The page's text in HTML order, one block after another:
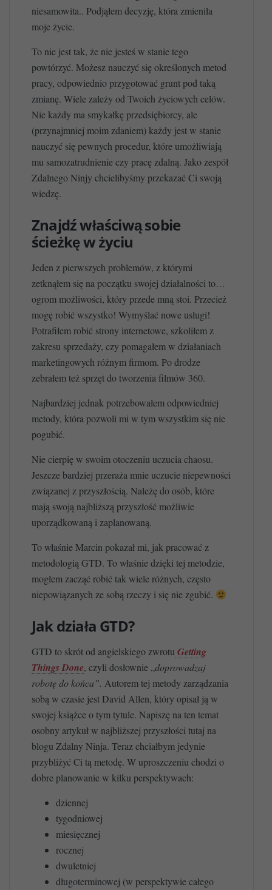
niesamowita.. Podjąłem decyzję, która zmieniła
moje życie.
To nie jest tak, że nie jesteś w stanie tego
powtórzyć. Możesz nauczyć się określonych metod
pracy, odpowiednio przygotować grunt pod taką
zmianę. Wiele zależy od Twoich życiowych celów.
Nie każdy ma smykałkę przedsiębiorcy, ale
(przynajmniej moim zdaniem) każdy jest w stanie
nauczyć się pewnych procedur, które umożliwiają
mu samozatrudnienie czy pracę zdalną. Jako zespół
Zdalnego Ninjy chcielibyśmy przekazać Ci swoją
wiedzę.
Znajdź właściwą sobie
ścieżkę w życiu
Jeden z pierwszych problemów, z którymi
zetknąłem się na początku swojej działalności to…
ogrom możliwości, który przede mną stoi. Przecież
mogę robić wszystko! Wymyślać nowe usługi!
Potrafiłem robić strony internetowe, szkoliłem z
zakresu sprzedaży, czy pomagałem w działaniach
marketingowych różnym firmom. Po drodze
zebrałem też sprzęt do tworzenia filmów 360.
Najbardziej jednak potrzebowałem odpowiedniej
metody, która pozwoli mi w tym wszystkim się nie
pogubić.
Nie cierpię w swoim otoczeniu uczucia chaosu.
Jeszcze bardziej przeraża mnie uczucie niepewności
związanej z przyszłością. Należę do osób, które
mają swoją najbliższą przyszłość możliwie
uporządkowaną i zaplanowaną.
To właśnie Marcin pokazał mi, jak pracować z
metodologią GTD. To właśnie dzięki tej metodzie,
mogłem zacząć robić tak wiele różnych, często
niepowiązanych ze sobą rzeczy i się nie zgubić.
Jak działa GTD?
GTD to skrót od angielskiego zwrotu Getting
Things Done, czyli dosłownie „doprowadzaj
robotę do końca”. Autorem tej metody zarządzania
sobą w czasie jest David Allen, który opisał ją w
swojej książce o tym tytule. Napiszę na ten temat
osobny artykuł w najbliższej przyszłości tutaj na
blogu Zdalny Ninja. Teraz chciałbym jedynie
przybliżyć Ci tą metodę. W uproszczeniu chodzi o
dobre planowanie w kilku perspektywach:
dziennej
tygodniowej
miesięcznej
rocznej
dwuletniej
długoterminowej (w perspektywie całego